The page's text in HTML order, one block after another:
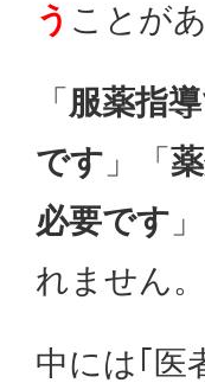
う ことが
「 服薬指
です 」「
必要です
れません。
中には｢医